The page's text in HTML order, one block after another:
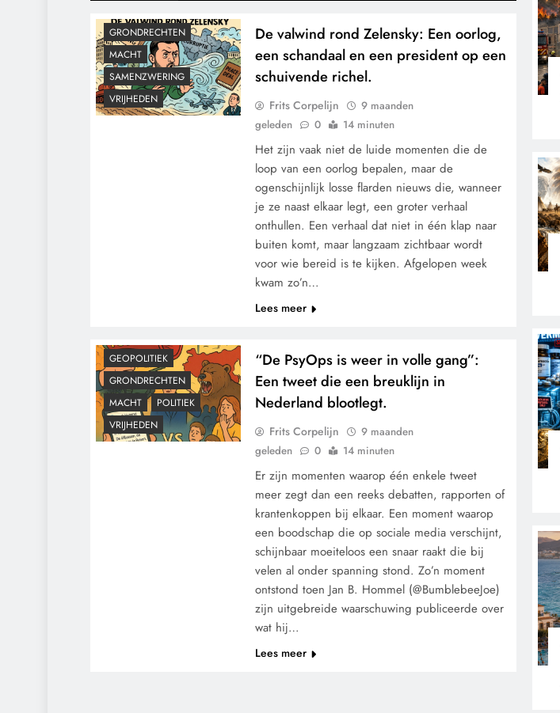
GRONDRECHTEN
MACHT
SAMENZWERING
VRIJHEDEN
De valwind rond Zelensky: Een oorlog,
een schandaal en een president op een
schuivende richel.
Frits Corpelijn
9 maanden
geleden
0 14 minuten
Het zijn vaak niet de luide momenten die de
loop van een oorlog bepalen, maar de
ogenschijnlijk losse flarden nieuws die, wanneer
je ze naast elkaar legt, een groter verhaal
onthullen. Een verhaal dat niet in één klap naar
buiten komt, maar langzaam zichtbaar wordt
voor wie bereid is te kijken. Afgelopen week
kwam zo’n…
Lees meer
GEOPOLITIEK
GRONDRECHTEN
MACHT
POLITIEK
VRIJHEDEN
“De PsyOps is weer in volle gang”:
Een tweet die een breuklijn in
Nederland blootlegt.
Frits Corpelijn
9 maanden
geleden
0 14 minuten
Er zijn momenten waarop één enkele tweet
meer zegt dan een reeks debatten, rapporten of
krantenkoppen bij elkaar. Een moment waarop
een boodschap die op sociale media verschijnt,
schijnbaar moeiteloos een snaar raakt die bij
velen al onder spanning stond. Zo’n moment
ontstond toen Jan B. Hommel (@BumblebeeJoe)
zijn uitgebreide waarschuwing publiceerde over
wat hij…
Lees meer